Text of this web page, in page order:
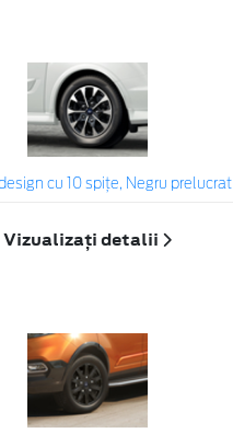
cu 10 spițe, Negru prelucrat
Vizualizați detalii